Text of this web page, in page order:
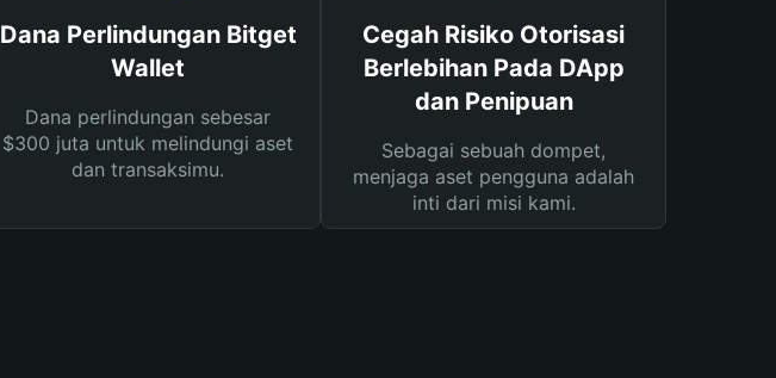
Dana Perlindungan Bitget
Wallet
Dana perlindungan sebesar
$300 juta untuk melindungi aset
dan transaksimu.
Cegah Risiko Otorisasi
Berlebihan Pada DApp
dan Penipuan
Sebagai sebuah dompet,
menjaga aset pengguna adalah
inti dari misi kami.